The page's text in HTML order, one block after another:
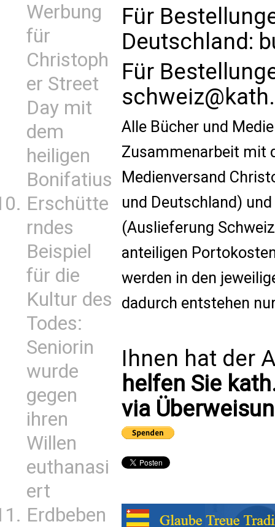
Werbung
für
Christoph
er Street
Day mit
dem
heiligen
Bonifatius
Erschütte
rndes
Beispiel
für die
Kultur des
Todes:
Seniorin
wurde
gegen
ihren
Willen
euthanasi
ert
Erdbeben
Für
Deutschland:
Für
Alle Bücher und
Zusammenarbeit mit
Medienversand
und Deutschland)
(Auslieferung
anteiligen
werden in den
dadurch entstehen
Ihnen hat der
helfen Sie
via